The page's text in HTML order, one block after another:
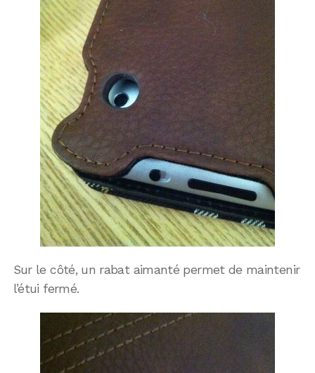
Sur le côté, un rabat aimanté permet de maintenir
l’étui fermé.